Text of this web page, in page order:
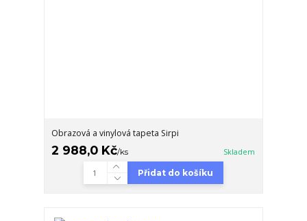
Obrazová a vinylová tapeta Sirpi
2 988,0 Kč/ks Skladem
Přidat do košíku